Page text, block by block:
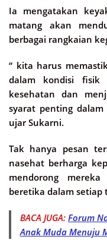
Ia mengatakan
matang akan
berbagai rangkaian
“ kita harus
dalam kondisi fisik
kesehatan dan
syarat penting dalam
ujar Sukarni.
Tak hanya pesan
nasehat berharga
mendorong
beretika dalam setiap
BACA JUGA: Forum
Anak Muda Menuju